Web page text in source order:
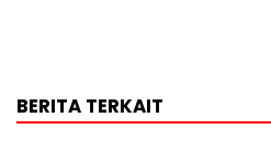
BERITA TERKAIT